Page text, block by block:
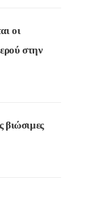
οι
στην
βιώσιμες